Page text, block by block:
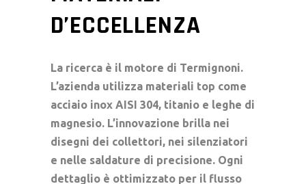
D’ECCELLENZA
La ricerca è il motore di Termignoni.
L’azienda utilizza materiali top come
acciaio inox AISI 304, titanio e leghe di
magnesio. L’innovazione brilla nei
disegni dei collettori, nei silenziatori
e nelle saldature di precisione. Ogni
dettaglio è ottimizzato per il flusso